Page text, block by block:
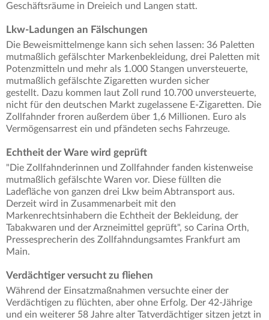
Geschäftsräume in Dreieich und Langen statt.
Lkw-Ladungen an Fälschungen
Die Beweismittelmenge kann sich sehen lassen: 36 Paletten
mutmaßlich gefälschter Markenbekleidung, drei Paletten mit
Potenzmitteln und mehr als 1.000 Stangen unversteuerte,
mutmaßlich gefälschte Zigaretten wurden sicher
gestellt. Dazu kommen laut Zoll rund 10.700 unversteuerte,
nicht für den deutschen Markt zugelassene E-Zigaretten. Die
Zollfahnder froren außerdem über 1,6 Millionen. Euro als
Vermögensarrest ein und pfändeten sechs Fahrzeuge.
Echtheit der Ware wird geprüft
"Die Zollfahnderinnen und Zollfahnder fanden kistenweise
mutmaßlich gefälschte Waren vor. Diese füllten die
Ladefläche von ganzen drei Lkw beim Abtransport aus.
Derzeit wird in Zusammenarbeit mit den
Markenrechtsinhabern die Echtheit der Bekleidung, der
Tabakwaren und der Arzneimittel geprüft", so Carina Orth,
Pressesprecherin des Zollfahndungsamtes Frankfurt am
Main.
Verdächtiger versucht zu fliehen
Während der Einsatzmaßnahmen versuchte einer der
Verdächtigen zu flüchten, aber ohne Erfolg. Der 42-Jährige
und ein weiterer 58 Jahre alter Tatverdächtiger sitzen jetzt in